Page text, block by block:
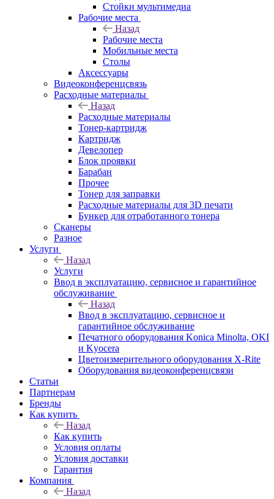
Стойки мультимедиа
Рабочие места
Назад
Рабочие места
Мобильные места
Столы
Аксессуары
Видеоконференцсвязь
Расходные материалы
Назад
Расходные материалы
Тонер-картридж
Картридж
Девелопер
Блок проявки
Барабан
Прочее
Тонер для заправки
Расходные материалы для 3D печати
Бункер для отработанного тонера
Сканеры
Разное
Услуги
Назад
Услуги
Ввод в эксплуатацию, сервисное и гарантийное
обслуживание
Назад
Ввод в эксплуатацию, сервисное и
гарантийное обслуживание
Печатного оборудования Konica Minolta, OKI
и Kyocera
Цветоизмерительного оборудования X-Rite
Оборудования видеоконференцсвязи
Статьи
Партнерам
Бренды
Как купить
Назад
Как купить
Условия оплаты
Условия доставки
Гарантия
Компания
Назад